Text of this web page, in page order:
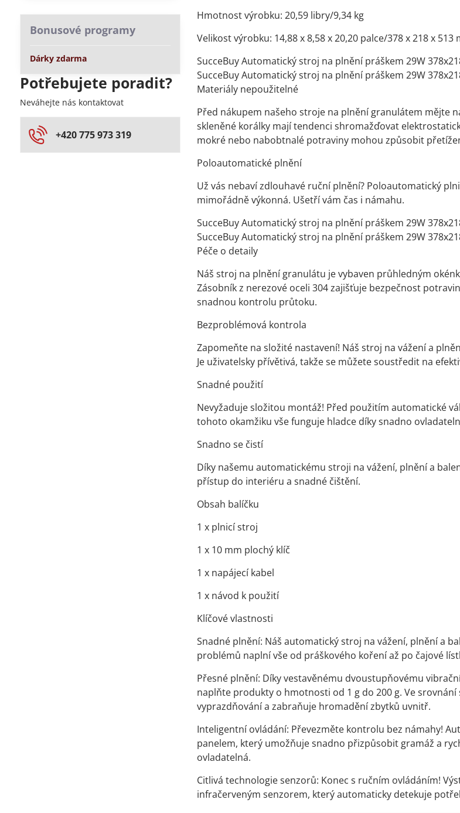
Hmotnost výrobku: 20,59 libry/9,34 kg
Velikost výrobku: 14,88 x 8,58 x 20,20 palce/378 x 218 x 513
SucceBuy Automatický stroj na plnění práškem 29W
SucceBuy Automatický stroj na plnění práškem 29W
Materiály nepoužitelné
Před nákupem našeho stroje na plnění granulátem mějte
skleněné korálky mají tendenci shromažďovat
mokré nebo nabobtnalé potraviny mohou způsobit
Poloautomatické plnění
Už vás nebaví zdlouhavé ruční plnění? Poloautomatický
mimořádně výkonná. Ušetří vám čas i námahu.
SucceBuy Automatický stroj na plnění práškem 29W
SucceBuy Automatický stroj na plnění práškem 29W
Péče o detaily
Náš stroj na plnění granulátu je vybaven průhledným
Zásobník z nerezové oceli 304 zajišťuje bezpečnost
snadnou kontrolu průtoku.
Bezproblémová kontrola
Zapomeňte na složité nastavení! Náš stroj na vážení a
Je uživatelsky přívětivá, takže se můžete soustředit na
Snadné použití
Nevyžaduje složitou montáž! Před použitím automatické
tohoto okamžiku vše funguje hladce díky snadno
Snadno se čistí
Díky našemu automatickému stroji na vážení, plnění a
přístup do interiéru a snadné čištění.
Obsah balíčku
1 x plnicí stroj
1 x 10 mm plochý klíč
1 x napájecí kabel
1 x návod k použití
Klíčové vlastnosti
Snadné plnění: Náš automatický stroj na vážení, plnění a
problémů naplní vše od práškového koření až po čajové
Přesné plnění: Díky vestavěnému dvoustupňovému
naplňte produkty o hmotnosti od 1 g do 200 g. Ve
vyprazdňování a zabraňuje hromadění zbytků uvnitř.
Inteligentní ovládání: Převezměte kontrolu bez námahy!
panelem, který umožňuje snadno přizpůsobit gramáž a
ovladatelná.
Citlivá technologie senzorů: Konec s ručním ovládáním!
infračerveným senzorem, který automaticky detekuje
Bonusové programy
Dárky zdarma
Potřebujete poradit?
Neváhejte nás kontaktovat
+420 775 973 319